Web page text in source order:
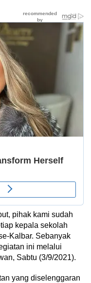
pihak kami sudah
kepala sekolah
Kalbar. Sebanyak
ini melalui
Sabtu (3/9/2021).
yang diselenggaran